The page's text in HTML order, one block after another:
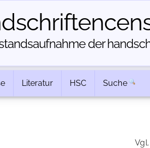
der
Literatur HSC Suche